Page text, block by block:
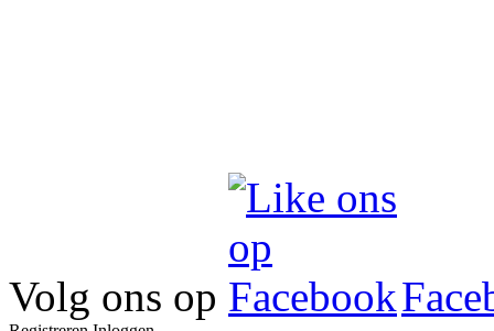
Volg ons op